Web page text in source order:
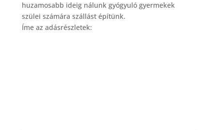
huzamosabb ideig nálunk gyógyuló gyermekek
szülei számára szállást építünk.
Íme az adásrészletek: